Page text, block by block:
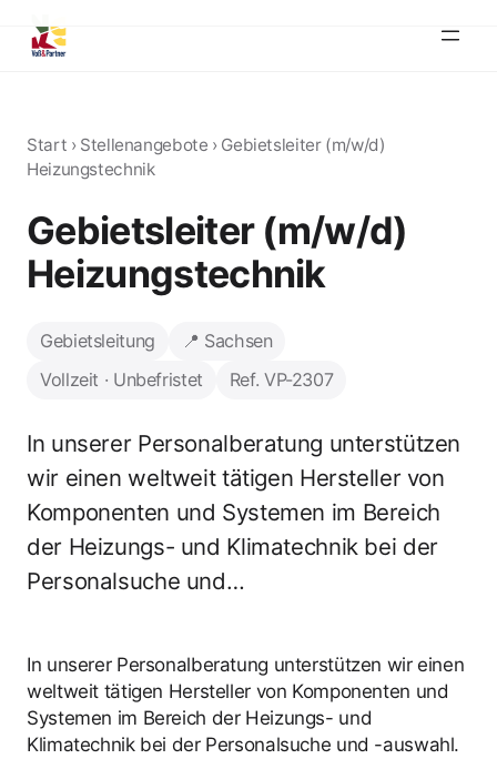
Start › Stellenangebote › Gebietsleiter (m/w/d)
Heizungstechnik
Gebietsleiter (m/w/d)
Heizungstechnik
Gebietsleitung
📍 Sachsen
Vollzeit · Unbefristet
Ref. VP-2307
In unserer Personalberatung unterstützen
wir einen weltweit tätigen Hersteller von
Komponenten und Systemen im Bereich
der Heizungs- und Klimatechnik bei der
Personalsuche und…
In unserer Personalberatung unterstützen wir einen
weltweit tätigen Hersteller von Komponenten und
Systemen im Bereich der Heizungs- und
Klimatechnik bei der Personalsuche und -auswahl.